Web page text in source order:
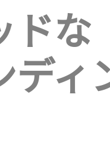
ドな
ディ